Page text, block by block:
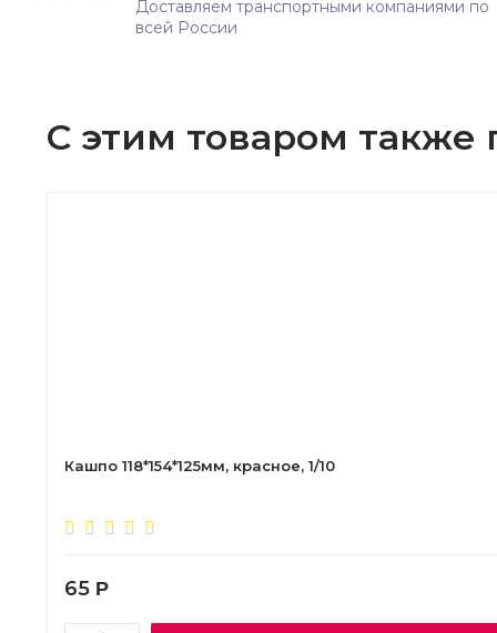
Доставляем транспортными компаниями по
всей России
С этим товаром также
Кашпо 118*154*125мм, красное, 1/10
65 Р